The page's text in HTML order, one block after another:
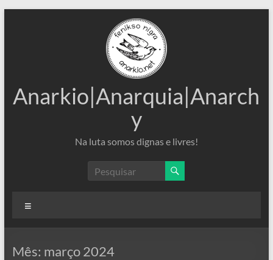
Anarkio|Anarquia|Anarch
y
Na luta somos dignas e livres!
Mês: março 2024